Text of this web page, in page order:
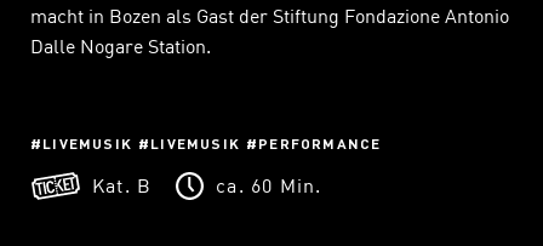
macht in Bozen als Gast der Stiftung Fondazione Antonio
Dalle Nogare Station.
LIVEMUSIK LIVEMUSIK PERFORMANCE
Kat. B ca. 60 Min.